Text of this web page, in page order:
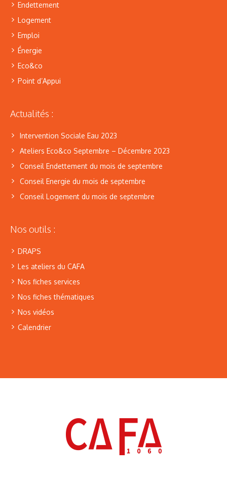
Endettement
Logement
Emploi
Énergie
Eco&co
Point d’Appui
Actualités :
Intervention Sociale Eau 2023
Ateliers Eco&co Septembre – Décembre 2023
Conseil Endettement du mois de septembre
Conseil Energie du mois de septembre
Conseil Logement du mois de septembre
Nos outils :
DRAPS
Les ateliers du CAFA
Nos fiches services
Nos fiches thématiques
Nos vidéos
Calendrier